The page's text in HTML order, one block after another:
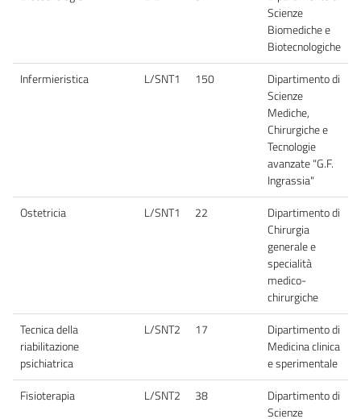
Scienze
Biomediche e
Biotecnologiche
Infermieristica
L/SNT1 150
Dipartimento di
Scienze
Mediche,
Chirurgiche e
Tecnologie
avanzate "G.F.
Ingrassia"
Ostetricia
L/SNT1 22
Dipartimento di
Chirurgia
generale e
specialità
medico-
chirurgiche
Tecnica della
riabilitazione
psichiatrica
L/SNT2 17
Dipartimento di
Medicina clinica
e sperimentale
Fisioterapia
L/SNT2 38
Dipartimento di
Scienze